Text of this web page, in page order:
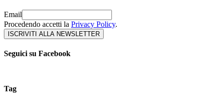
Email
Procedendo accetti la Privacy Policy.
Seguici su Facebook
Tag